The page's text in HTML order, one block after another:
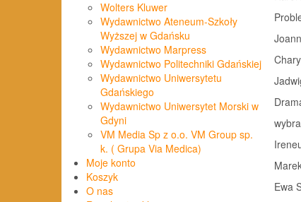
Wolters Kluwer
Wydawnictwo Ateneum-Szkoły
Wyższej w Gdańsku
Wydawnictwo Marpress
Wydawnictwo Politechniki Gdańskiej
Wydawnictwo Uniwersytetu
Gdańskiego
Wydawnictwo Uniwersytet Morski w
Gdyni
VM Media Sp z o.o. VM Group sp.
k. ( Grupa Via Medica)
Moje konto
Koszyk
O nas
Ewa